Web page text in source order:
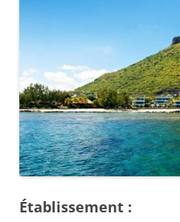
Établissement :